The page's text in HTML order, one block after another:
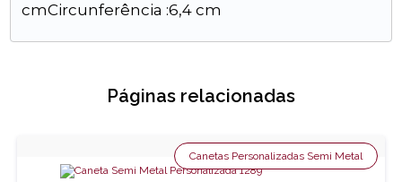
cmCircunferência :6,4 cm
Páginas relacionadas
Canetas Personalizadas Semi Metal